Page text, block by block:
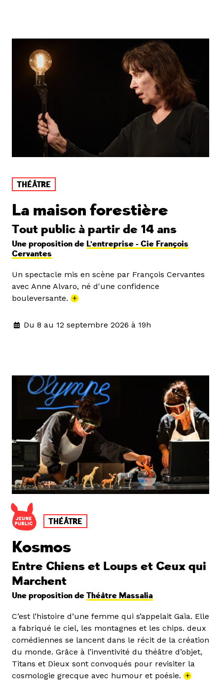
THÉÂTRE
La maison forestière
Tout public à partir de 14 ans
Une proposition de L'entreprise - Cie François
Cervantes
Un spectacle mis en scène par François Cervantes
avec Anne Alvaro, né d'une confidence
bouleversante. +
Du 8 au 12 septembre 2026 à 19h
THÉÂTRE
Kosmos
Entre Chiens et Loups et Ceux qui
Marchent
Une proposition de Théâtre Massalia
C’est l’histoire d’une femme qui s’appelait Gaïa. Elle
a fabriqué le ciel, les montagnes et les chips. deux
comédiennes se lancent dans le récit de la création
du monde. Grâce à l’inventivité du théâtre d’objet,
Titans et Dieux sont convoqués pour revisiter la
cosmologie grecque avec humour et poésie. +